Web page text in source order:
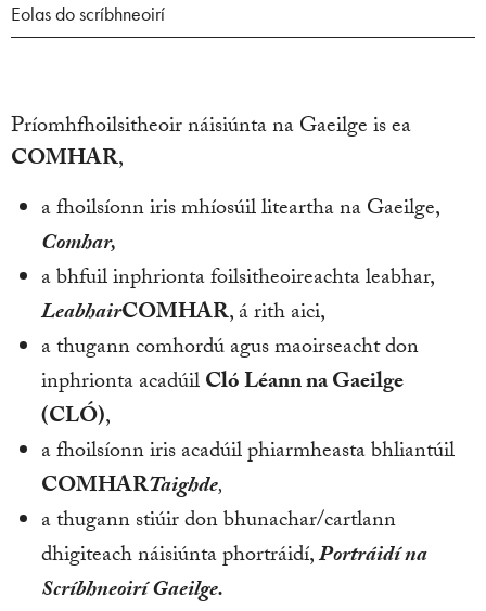
Eolas do scríbhneoirí
Príomhfhoilsitheoir náisiúnta na Gaeilge is ea
COMHAR,
a fhoilsíonn iris mhíosúil liteartha na Gaeilge,
Comhar,
a bhfuil inphrionta foilsitheoireachta leabhar,
LeabhairCOMHAR, á rith aici,
a thugann comhordú agus maoirseacht don
inphrionta acadúilCló Léann na Gaeilge
(CLÓ),
a fhoilsíonn iris acadúil phiarmheasta bhliantúil
COMHARTaighde,
a thugann stiúir don bhunachar/cartlann
dhigiteach náisiúnta phortráidí,Portráidí na
Scríbhneoirí Gaeilge.